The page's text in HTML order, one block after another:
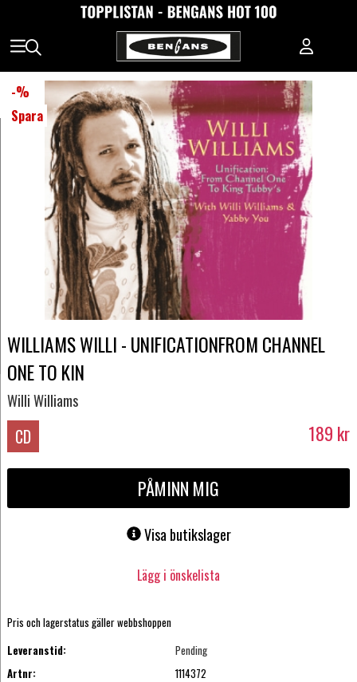
-%
Spara
WILLIAMS WILLI - UNIFICATIONFROM CHANNEL
ONE TO KIN
Willi Williams
CD 189 kr
PÅMINN MIG
Visa butikslager
Lägg i önskelista
Pris och lagerstatus gäller webbshoppen
Leveranstid:
Pending
Artnr:
1114372